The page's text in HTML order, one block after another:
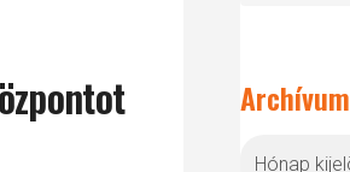
Archívum